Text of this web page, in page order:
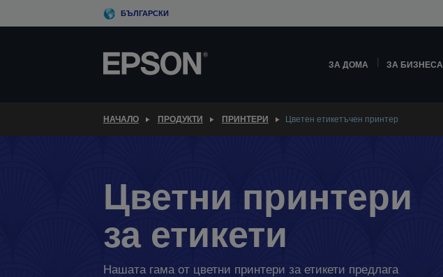
to
БЪЛГАРСКИ
ЗА ДОМА ЗА БИЗНЕСА
НАЧАЛО ПРОДУКТИ ПРИНТЕРИ Цветен етикетъчен принтер
Цветни принтери
за етикети
Нашата гама от цветни принтери за етикети предлага